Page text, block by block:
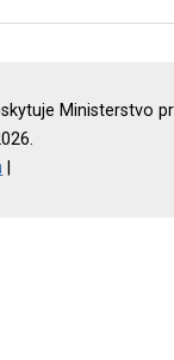
Ministerstvo